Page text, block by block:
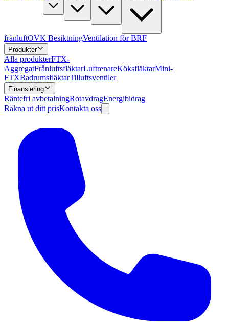
frånluftOVK BesiktningVentilation för BRF
Produkter
Alla produkterFTX-
AggregatFrånluftsfläktarLuftrenareKöksfläktarMini-
FTXBadrumsfläktarTilluftsventiler
Finansiering
Räntefri avbetalningRotavdragEnergibidrag
Räkna ut ditt prisKontakta oss